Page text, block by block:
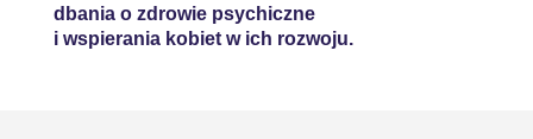
dbania o zdrowie psychiczne
i wspierania kobiet w ich rozwoju.